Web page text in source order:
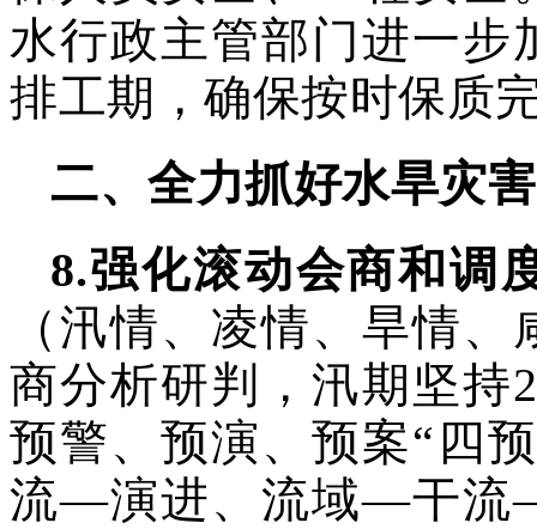
水行政主管部门进一步
排工期，确保按时保质
二、全力抓好水旱灾
8.强化滚动会商和调
（汛情、凌情、旱情
商分析研判， 汛期坚持
预警、预演、预案“四
流—演进、流域—干